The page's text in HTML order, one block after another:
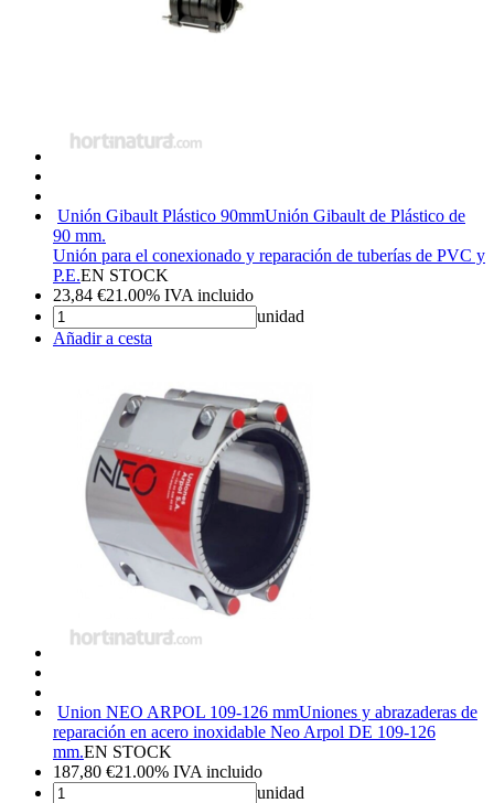
Unión Gibault Plástico 90mmUnión Gibault de Plástico de
90 mm.
Unión para el conexionado y reparación de tuberías de PVC y
P.E.EN STOCK
23,84 €21.00% IVA incluido
unidad
Añadir a cesta
Union NEO ARPOL 109-126 mmUniones y abrazaderas de
reparación en acero inoxidable Neo Arpol DE 109-126
mm.EN STOCK
187,80 €21.00% IVA incluido
unidad